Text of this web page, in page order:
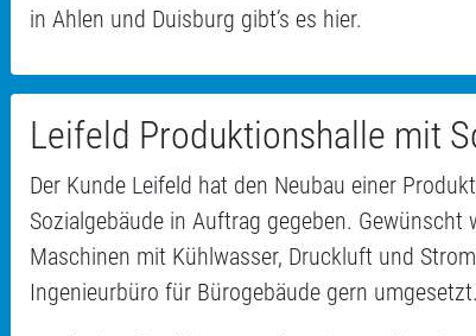
in Ahlen und Duisburg gibt’s es hier.
Leifeld Produktionshalle mit
Der Kunde Leifeld hat den Neubau einer
Sozialgebäude in Auftrag gegeben. Gewünscht
Maschinen mit Kühlwasser, Druckluft und
Ingenieurbüro für Bürogebäude gern umgesetzt.